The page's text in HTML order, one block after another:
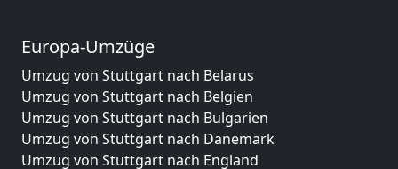
Europa-Umzüge
Umzug von Stuttgart nach Belarus
Umzug von Stuttgart nach Belgien
Umzug von Stuttgart nach Bulgarien
Umzug von Stuttgart nach Dänemark
Umzug von Stuttgart nach England